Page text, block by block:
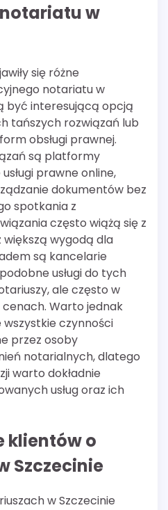
w
się różne
notariatu w
być interesującą opcją
tańszych rozwiązań lub
obsługi prawnej.
są platformy
prawne online,
dokumentów bez
spotkania z
często wiążą się z
większą wygodą dla
są kancelarie
usługi do tych
ale często w
Warto jednak
czynności
przez osoby
notarialnych, dlatego
warto dokładnie
usług oraz ich
klientów o
Szczecinie
w Szczecinie